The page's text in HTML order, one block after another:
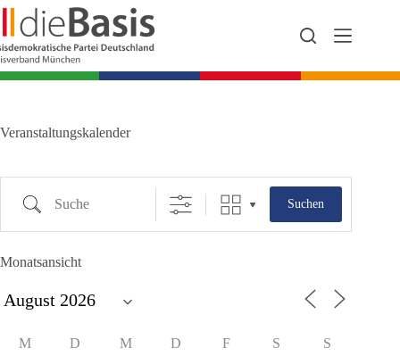
Zum
Inhalt
springen
Veranstaltungskalender
Suche
Suchen
Monatsansicht
M D M D F S S